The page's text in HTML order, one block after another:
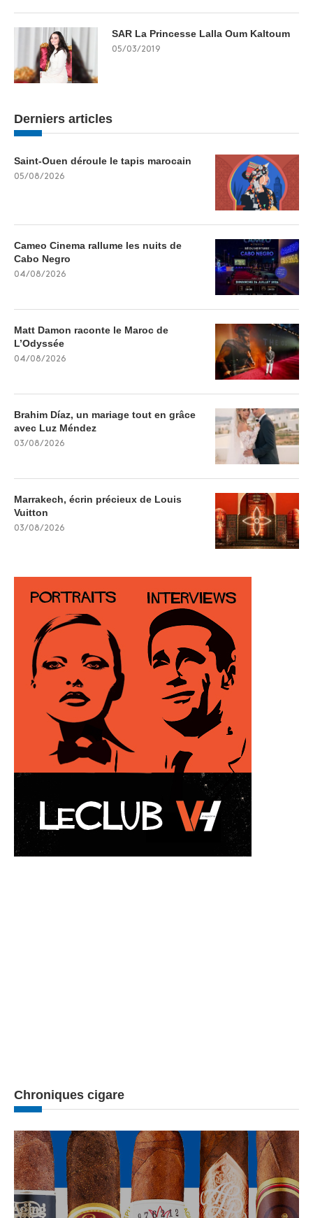
SAR La Princesse Lalla Oum Kaltoum
05/03/2019
Derniers articles
Saint-Ouen déroule le tapis marocain
05/08/2026
Cameo Cinema rallume les nuits de
Cabo Negro
04/08/2026
Matt Damon raconte le Maroc de
L’Odyssée
04/08/2026
Brahim Díaz, un mariage tout en grâce
avec Luz Méndez
03/08/2026
Marrakech, écrin précieux de Louis
Vuitton
03/08/2026
Chroniques cigare